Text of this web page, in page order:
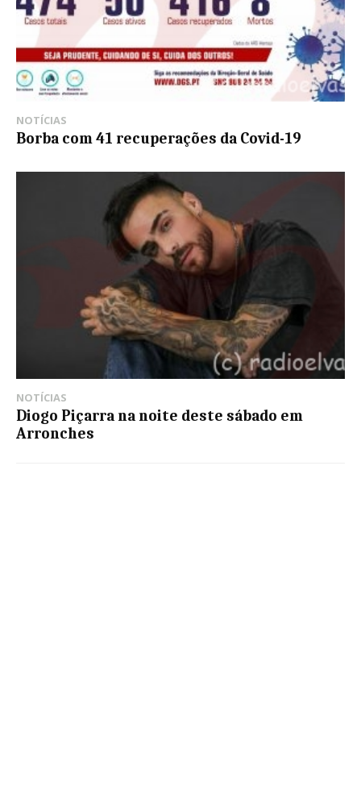
NOTÍCIAS
Borba com 41 recuperações da Covid-19
NOTÍCIAS
Diogo Piçarra na noite deste sábado em
Arronches